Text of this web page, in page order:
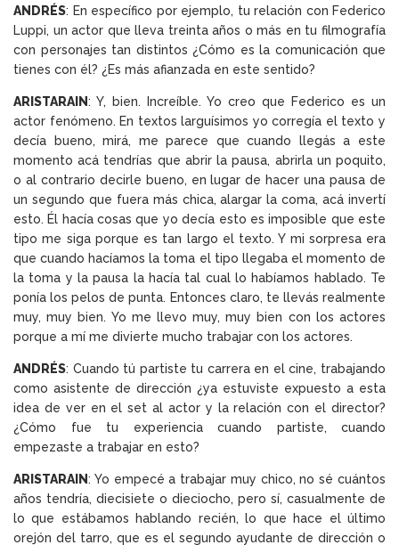
ANDRÉS: En específico por ejemplo, tu relación con Federico
Luppi, un actor que lleva treinta años o más en tu filmografía
con personajes tan distintos ¿Cómo es la comunicación que
tienes con él? ¿Es más afianzada en este sentido?
ARISTARAIN: Y, bien. Increíble. Yo creo que Federico es un
actor fenómeno. En textos larguísimos yo corregía el texto y
decía bueno, mirá, me parece que cuando llegás a este
momento acá tendrías que abrir la pausa, abrirla un poquito,
o al contrario decirle bueno, en lugar de hacer una pausa de
un segundo que fuera más chica, alargar la coma, acá invertí
esto. Él hacía cosas que yo decía esto es imposible que este
tipo me siga porque es tan largo el texto. Y mi sorpresa era
que cuando hacíamos la toma el tipo llegaba el momento de
la toma y la pausa la hacía tal cual lo habíamos hablado. Te
ponía los pelos de punta. Entonces claro, te llevás realmente
muy, muy bien. Yo me llevo muy, muy bien con los actores
porque a mí me divierte mucho trabajar con los actores.
ANDRÉS: Cuando tú partiste tu carrera en el cine, trabajando
como asistente de dirección ¿ya estuviste expuesto a esta
idea de ver en el set al actor y la relación con el director?
¿Cómo fue tu experiencia cuando partiste, cuando
empezaste a trabajar en esto?
ARISTARAIN: Yo empecé a trabajar muy chico, no sé cuántos
años tendría, diecisiete o dieciocho, pero sí, casualmente de
lo que estábamos hablando recién, lo que hace el último
orejón del tarro, que es el segundo ayudante de dirección o